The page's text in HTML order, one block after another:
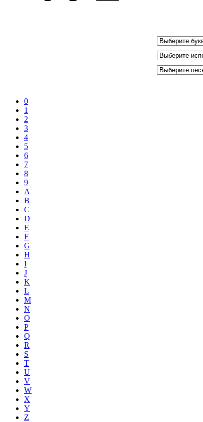
0
1
2
3
4
5
6
7
8
9
A
B
C
D
E
F
G
H
I
J
K
L
M
N
O
P
Q
R
S
T
U
V
W
X
Y
Z